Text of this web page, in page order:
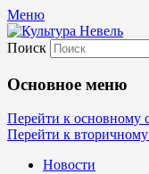
Меню
Культура
МБУК
и досуг"
Поиск
Основное меню
Перейти к основному
Перейти к
Новости